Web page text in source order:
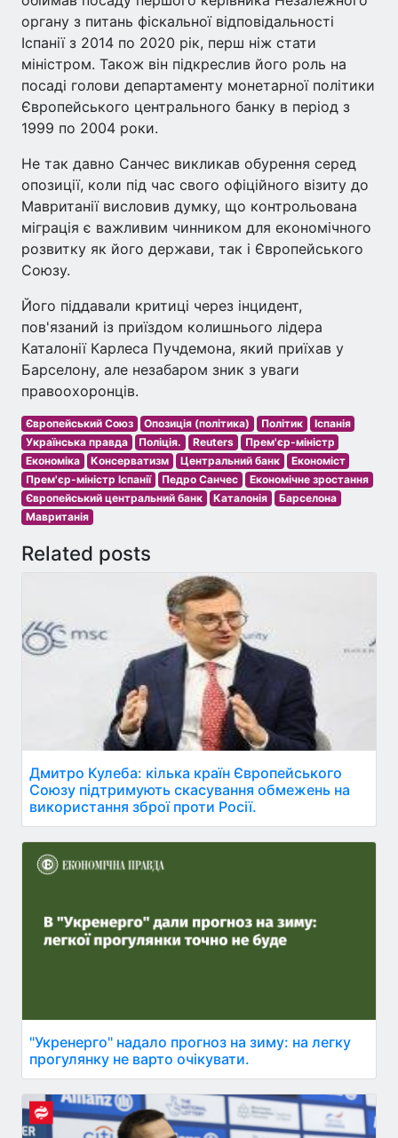
органу з питань фіскальної відповідальності
Іспанії з 2014 по 2020 рік, перш ніж стати
міністром. Також він підкреслив його роль на
посаді голови департаменту монетарної політики
Європейського центрального банку в період з
1999 по 2004 роки.
Не так давно Санчес викликав обурення серед
опозиції, коли під час свого офіційного візиту до
Мавританії висловив думку, що контрольована
міграція є важливим чинником для економічного
розвитку як його держави, так і Європейського
Союзу.
Його піддавали критиці через інцидент,
пов'язаний із приїздом колишнього лідера
Каталонії Карлеса Пучдемона, який приїхав у
Барселону, але незабаром зник з уваги
правоохоронців.
Європейський Союз Опозиція (політика) Політик
Іспанія
Українська правда
Поліція. Reuters
Прем'єр-міністр
Економіка
Консерватизм Центральний банк
Економіст
Прем'єр-міністр Іспанії
Педро Санчес
Економічне зростання
Європейський центральний банк
Каталонія
Барселона
Мавританія
Related posts
Дмитро Кулеба: кілька країн Європейського
Союзу підтримують скасування обмежень на
використання зброї проти Росії.
"Укренерго" надало прогноз на зиму: на легку
прогулянку не варто очікувати.